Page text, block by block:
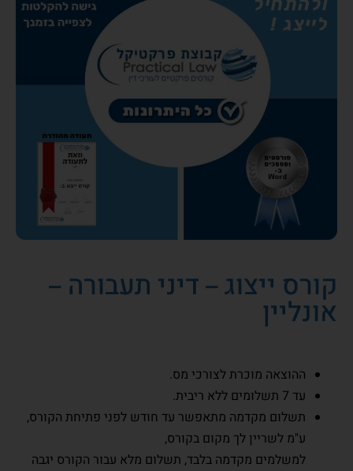
קורס ייצוג – דיני תעבורה –
אונליין
ההוצאה מוכרת לצורכי מס.
עד 7 תשלומים ללא ריבית.
תשלום מקדמה מתאפשר עד חודש לפני פתיחת הקורס,
ע"מ לשריין לך מקום בקורס,
למשלמים מקדמה בלבד, תשלום מלא עבור הקורס יגבה